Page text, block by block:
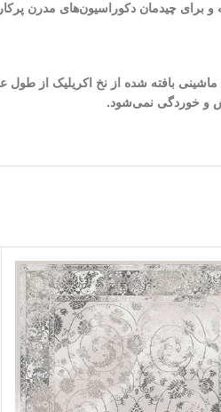
چیدمان‌ دکوراسیون‌های مدرن
بافته شده از نخ اکریلیک از
و خوردگی نمی‌شود.